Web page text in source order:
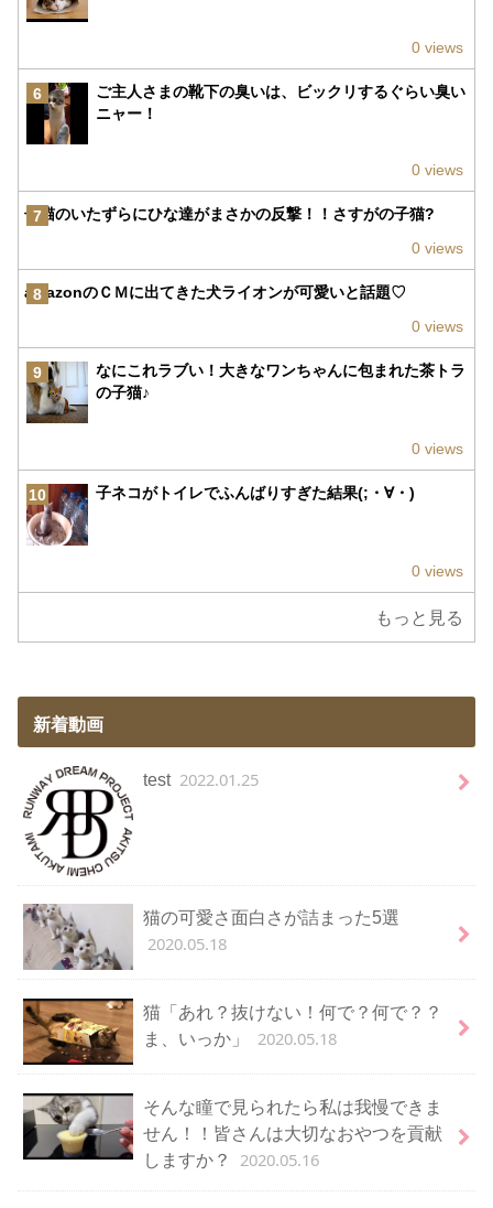
0 views
6
ご主人さまの靴下の臭いは、ビックリするぐらい臭い
ニャー！
0 views
7
子猫のいたずらにひな達がまさかの反撃！！さすがの子猫?
0 views
8
amazonのＣＭに出てきた犬ライオンが可愛いと話題♡
0 views
9
なにこれラブい！大きなワンちゃんに包まれた茶トラ
の子猫♪
0 views
10 子ネコがトイレでふんばりすぎた結果(;・∀・)
0 views
もっと見る
新着動画
test 2022.01.25
猫の可愛さ面白さが詰まった5選
2020.05.18
猫「あれ？抜けない！何で？何で？？
ま、いっか」
2020.05.18
そんな瞳で見られたら私は我慢できま
せん！！皆さんは大切なおやつを貢献
しますか？
2020.05.16